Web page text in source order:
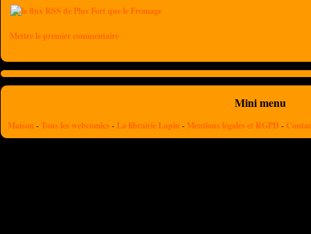
Mettre le premier commentaire
Mini menu
Maison -Tous les webcomics - La librairie Lapin - Mentions légales et RGPD -